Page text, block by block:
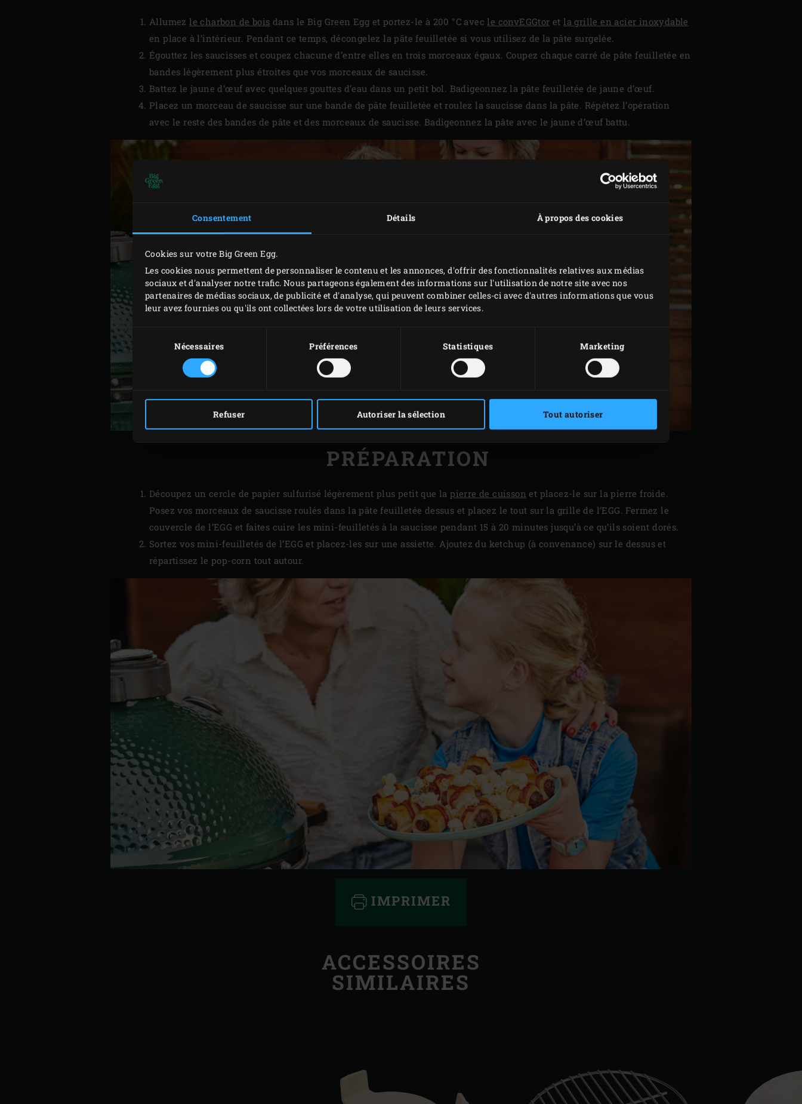
Consentement Détails À propos des cookies
Cookies sur votre Big Green Egg.
Les cookies nous permettent de personnaliser le contenu et les annonces, d'offrir des fonctionnalités relatives aux médias
sociaux et d'analyser notre trafic. Nous partageons également des informations sur l'utilisation de notre site avec nos
partenaires de médias sociaux, de publicité et d'analyse, qui peuvent combiner celles-ci avec d'autres informations que vous
leur avez fournies ou qu'ils ont collectées lors de votre utilisation de leurs services.
consentement
Nécessaires Préférences Statistiques Marketing
Refuser Autoriser la sélection Tout autoriser
Allumezle charbon de bois dans le Big Green Egg et portez-le à 200 °C avecle convEGGtor etla grille en acier inoxydable
en place à l’intérieur. Pendant ce temps, décongelez la pâte feuilletée si vous utilisez de la pâte surgelée.
Égouttez les saucisses et coupez chacune d’entre elles en trois morceaux égaux. Coupez chaque carré de pâte feuilletée en
bandes légèrement plus étroites que vos morceaux de saucisse.
Battez le jaune d’œuf avec quelques gouttes d’eau dans un petit bol. Badigeonnez la pâte feuilletée de jaune d’œuf.
Placez un morceau de saucisse sur une bande de pâte feuilletée et roulez la saucisse dans la pâte. Répétez l’opération
avec le reste des bandes de pâte et des morceaux de saucisse. Badigeonnez la pâte avec le jaune d’œuf battu.
PRÉPARATION
Découpez un cercle de papier sulfurisé légèrement plus petit que lapierre de cuisson et placez-le sur la pierre froide.
Posez vos morceaux de saucisse roulés dans la pâte feuilletée dessus et placez le tout sur la grille de l’EGG. Fermez le
couvercle de l’EGG et faites cuire les mini-feuilletés à la saucisse pendant 15 à 20 minutes jusqu’à ce qu’ils soient dorés.
Sortez vos mini-feuilletés de l’EGG et placez-les sur une assiette. Ajoutez du ketchup (à convenance) sur le dessus et
répartissez le pop-corn tout autour.
IMPRIMER
ACCESSOIRES
SIMILAIRES